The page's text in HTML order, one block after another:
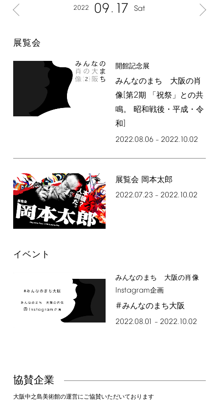
2022 09 17 Sat
展覧会
開館記念展
みんなのまち 大阪の肖
像[第2期 「祝祭」との共
鳴。 昭和戦後・平成・令
和]
2022.08.06– 2022.10.02
展覧会 岡本太郎
2022.07.23 – 2022.10.02
イベント
みんなのまち 大阪の肖像
Instagram企画
#みんなのまち大阪
2022.08.01 – 2022.10.02
協賛企業
大阪中之島美術館の運営にご協賛いただいております